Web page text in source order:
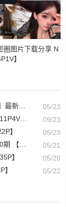
圈图片下载分享 N
】
05/23
09/23
】
05/23
14P】
05/21
】
05/20
05/22